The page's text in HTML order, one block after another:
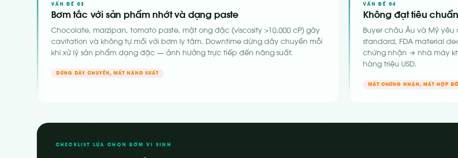
VẤN ĐỀ 03
Bơm tắc với sản phẩm nhớt và dạng paste
Chocolate, marzipan, tomato paste, mật ong đặc (viscosity >10,000 cP) gây
cavitation và không tự mồi với bơm ly tâm. Downtime dừng dây chuyền mỗi
khi xử lý sản phẩm dạng đặc — ảnh hưởng trực tiếp đến năng suất.
DỪNG DÂY CHUYỀN, MẤT NĂNG SUẤT
VẤN ĐỀ 04
Không đạt tiêu
Buyer châu Âu và Mỹ yêu
standard, FDA material
chứng nhận → nhà máy
hàng triệu USD.
MẤT CHỨNG NHẬN, MẤT HỢP
CHECKLIST LỰA CHỌN BƠM VI SINH